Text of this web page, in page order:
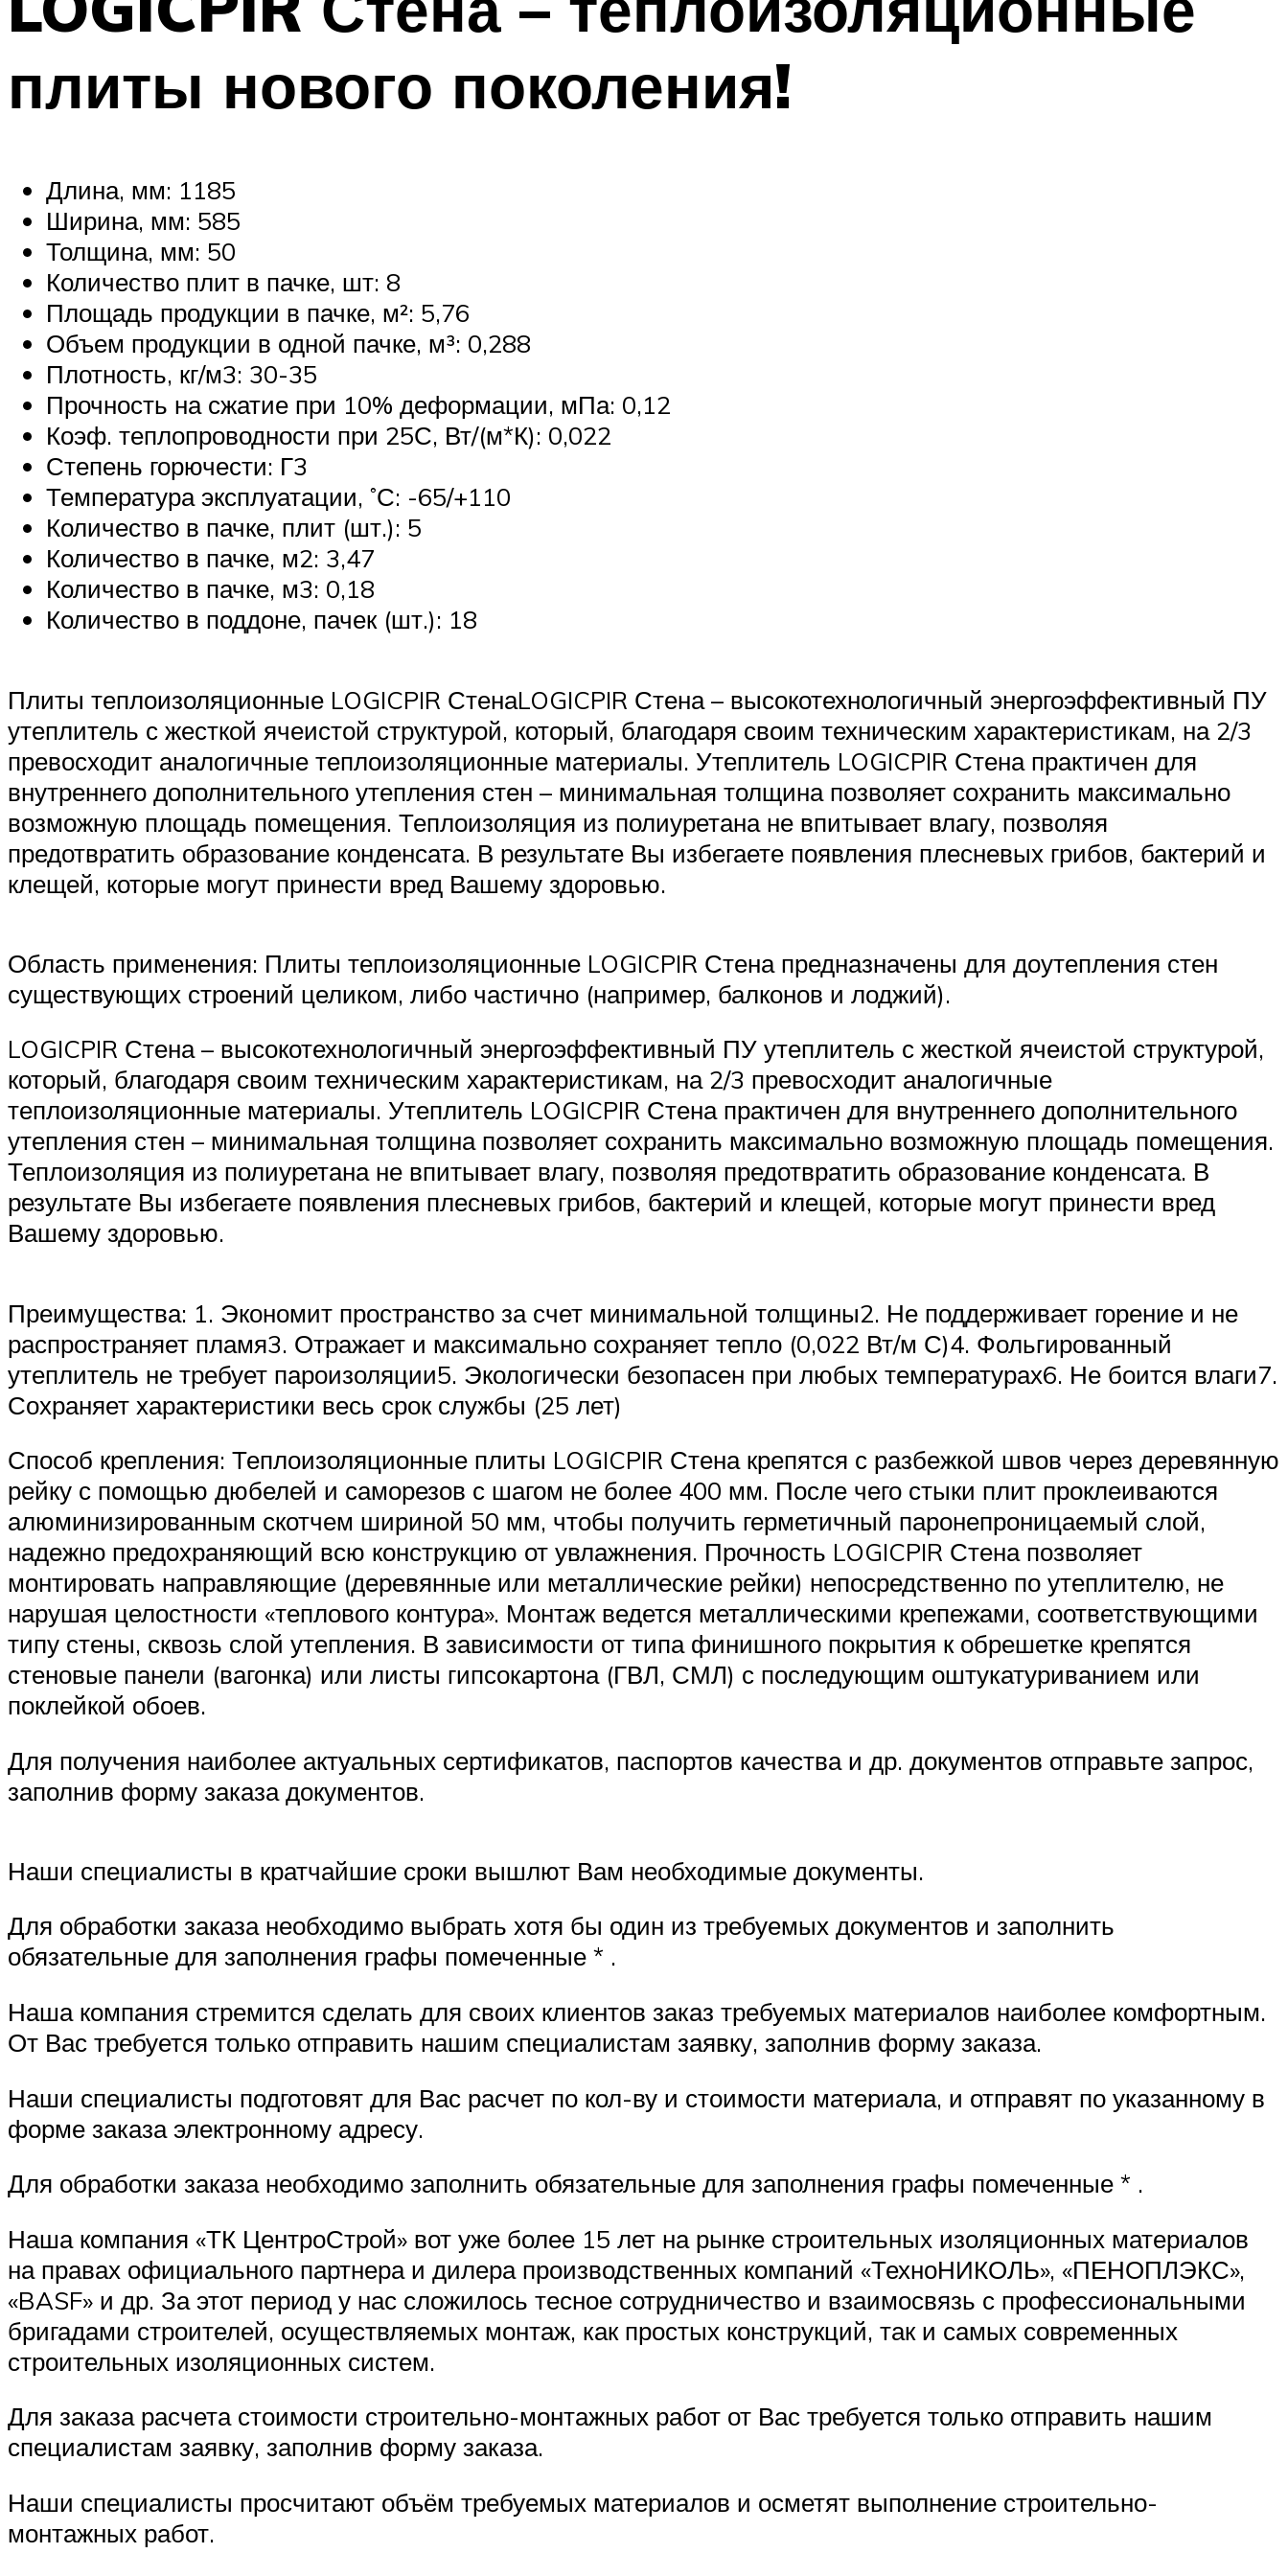
плиты нового поколения!
Длина, мм: 1185
Ширина, мм: 585
Толщина, мм: 50
Количество плит в пачке, шт: 8
Площадь продукции в пачке, м²: 5,76
Объем продукции в одной пачке, м³: 0,288
Плотность, кг/м3: 30-35
Прочность на сжатие при 10% деформации, мПа: 0,12
Коэф. теплопроводности при 25С, Вт/(м*К): 0,022
Степень горючести: Г3
Температура эксплуатации, ˚С: -65/+110
Количество в пачке, плит (шт.): 5
Количество в пачке, м2: 3,47
Количество в пачке, м3: 0,18
Количество в поддоне, пачек (шт.): 18
Плиты теплоизоляционные LOGICPIR СтенаLOGICPIR Стена – высокотехнологичный энергоэффективный ПУ
утеплитель с жесткой ячеистой структурой, который, благодаря своим техническим характеристикам, на 2/3
превосходит аналогичные теплоизоляционные материалы. Утеплитель LOGICPIR Стена практичен для
внутреннего дополнительного утепления стен – минимальная толщина позволяет сохранить максимально
возможную площадь помещения. Теплоизоляция из полиуретана не впитывает влагу, позволяя
предотвратить образование конденсата. В результате Вы избегаете появления плесневых грибов, бактерий и
клещей, которые могут принести вред Вашему здоровью.
Область применения: Плиты теплоизоляционные LOGICPIR Стена предназначены для доутепления стен
существующих строений целиком, либо частично (например, балконов и лоджий).
LOGICPIR Стена – высокотехнологичный энергоэффективный ПУ утеплитель с жесткой ячеистой структурой,
который, благодаря своим техническим характеристикам, на 2/3 превосходит аналогичные
теплоизоляционные материалы. Утеплитель LOGICPIR Стена практичен для внутреннего дополнительного
утепления стен – минимальная толщина позволяет сохранить максимально возможную площадь помещения.
Теплоизоляция из полиуретана не впитывает влагу, позволяя предотвратить образование конденсата. В
результате Вы избегаете появления плесневых грибов, бактерий и клещей, которые могут принести вред
Вашему здоровью.
Преимущества: 1. Экономит пространство за счет минимальной толщины2. Не поддерживает горение и не
распространяет пламя3. Отражает и максимально сохраняет тепло (0,022 Вт/м С)4. Фольгированный
утеплитель не требует пароизоляции5. Экологически безопасен при любых температурах6. Не боится влаги7.
Сохраняет характеристики весь срок службы (25 лет)
Способ крепления: Теплоизоляционные плиты LOGICPIR Стена крепятся с разбежкой швов через деревянную
рейку с помощью дюбелей и саморезов с шагом не более 400 мм. После чего стыки плит проклеиваются
алюминизированным скотчем шириной 50 мм, чтобы получить герметичный паронепроницаемый слой,
надежно предохраняющий всю конструкцию от увлажнения. Прочность LOGICPIR Стена позволяет
монтировать направляющие (деревянные или металлические рейки) непосредственно по утеплителю, не
нарушая целостности «теплового контура». Монтаж ведется металлическими крепежами, соответствующими
типу стены, сквозь слой утепления. В зависимости от типа финишного покрытия к обрешетке крепятся
стеновые панели (вагонка) или листы гипсокартона (ГВЛ, СМЛ) с последующим оштукатуриванием или
поклейкой обоев.
Для получения наиболее актуальных сертификатов, паспортов качества и др. документов отправьте запрос,
заполнив форму заказа документов.
Наши специалисты в кратчайшие сроки вышлют Вам необходимые документы.
Для обработки заказа необходимо выбрать хотя бы один из требуемых документов и заполнить
обязательные для заполнения графы помеченные * .
Наша компания стремится сделать для своих клиентов заказ требуемых материалов наиболее комфортным.
От Вас требуется только отправить нашим специалистам заявку, заполнив форму заказа.
Наши специалисты подготовят для Вас расчет по кол-ву и стоимости материала, и отправят по указанному в
форме заказа электронному адресу.
Для обработки заказа необходимо заполнить обязательные для заполнения графы помеченные * .
Наша компания «ТК ЦентроСтрой» вот уже более 15 лет на рынке строительных изоляционных материалов
на правах официального партнера и дилера производственных компаний «ТехноНИКОЛЬ», «ПЕНОПЛЭКС»,
«BASF» и др. За этот период у нас сложилось тесное сотрудничество и взаимосвязь с профессиональными
бригадами строителей, осуществляемых монтаж, как простых конструкций, так и самых современных
строительных изоляционных систем.
Для заказа расчета стоимости строительно-монтажных работ от Вас требуется только отправить нашим
специалистам заявку, заполнив форму заказа.
Наши специалисты просчитают объём требуемых материалов и осметят выполнение строительно-
монтажных работ.